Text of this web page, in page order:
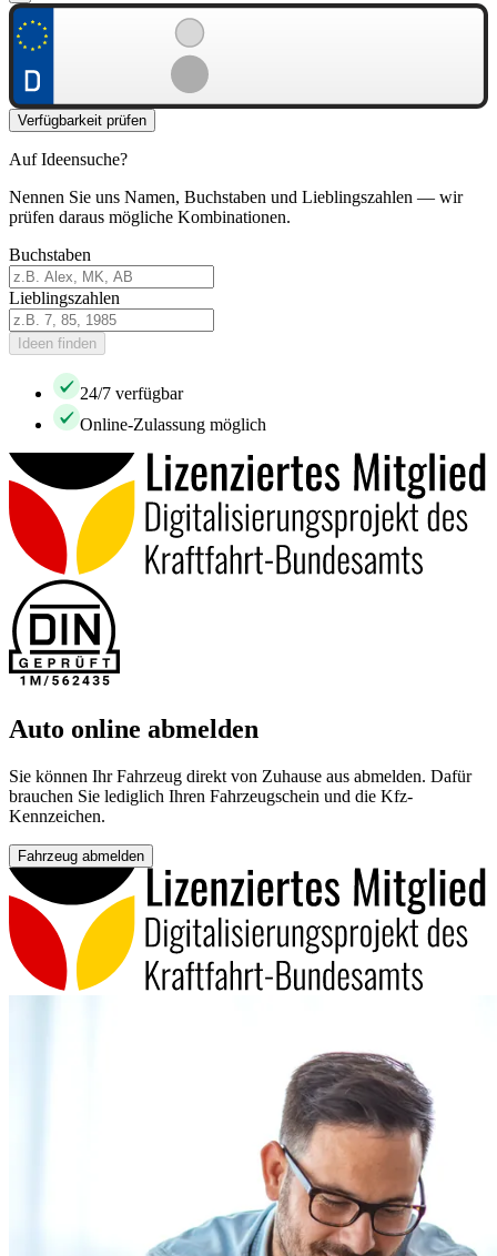
Verfügbarkeit prüfen
Auf Ideensuche?
Nennen Sie uns Namen, Buchstaben und Lieblingszahlen — wir
prüfen daraus mögliche Kombinationen.
Buchstaben
Lieblingszahlen
Ideen finden
24/7 verfügbar
Online-Zulassung möglich
Auto online abmelden
Sie können Ihr Fahrzeug direkt von Zuhause aus abmelden. Dafür
brauchen Sie lediglich Ihren Fahrzeugschein und die Kfz-
Kennzeichen.
Fahrzeug abmelden